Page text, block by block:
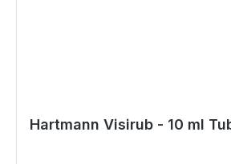
Hartmann Visirub - 10 ml